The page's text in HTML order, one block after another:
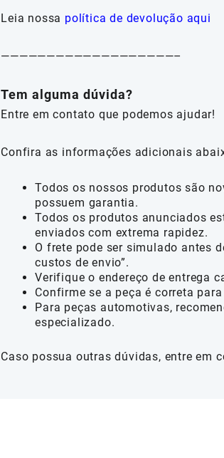
Leia nossa política de devolução aqui
———————————————————–
Tem alguma dúvida?
Entre em contato que podemos ajudar!
Confira as informações adicionais
Todos os nossos produtos são
possuem garantia.
Todos os produtos anunciados
enviados com extrema rapidez.
O frete pode ser simulado antes
custos de envio”.
Verifique o endereço de entrega
Confirme se a peça é correta
Para peças automotivas,
especializado.
Caso possua outras dúvidas, entre em